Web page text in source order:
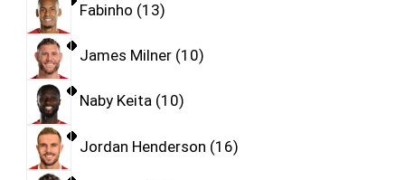
Fabinho 13
James Milner 10
Naby Keita 10
Jordan Henderson 16